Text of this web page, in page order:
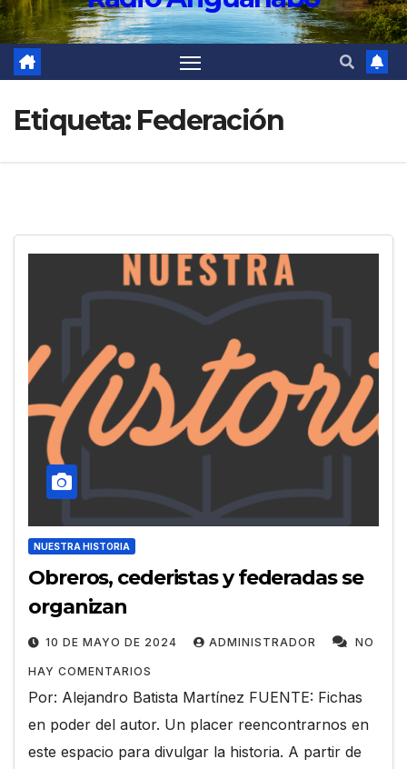
Etiqueta: Federación
NUESTRA HISTORIA
Obreros, cederistas y federadas se
organizan
10 DE MAYO DE 2024 ADMINISTRADOR NO
HAY COMENTARIOS
Por: Alejandro Batista Martínez FUENTE: Fichas
en poder del autor. Un placer reencontrarnos en
este espacio para divulgar la historia. A partir de